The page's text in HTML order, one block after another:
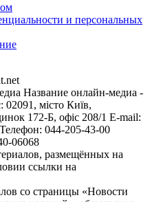
и персональных
Название онлайн-медиа -
місто Київ,
172-Б, офіс 208/1 E-mail:
Телефон: 044-205-43-00
06068
размещённых на
ссылки на
со страницы «Новости